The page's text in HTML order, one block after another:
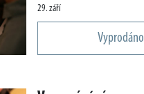
29. září
Vyprodáno